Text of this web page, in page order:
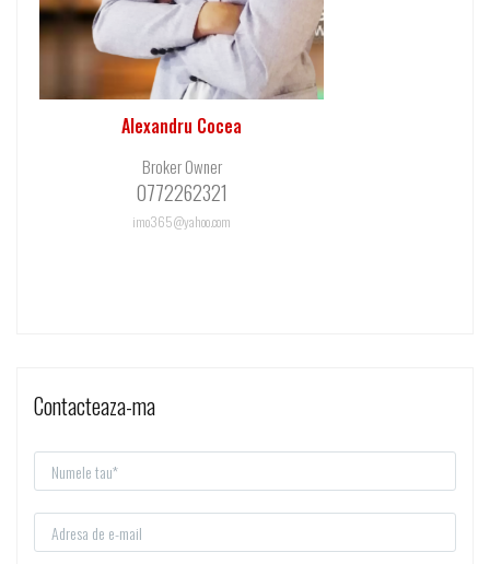
Alexandru Cocea
Broker Owner
0772262321
imo365@yahoo.com
Contacteaza-ma